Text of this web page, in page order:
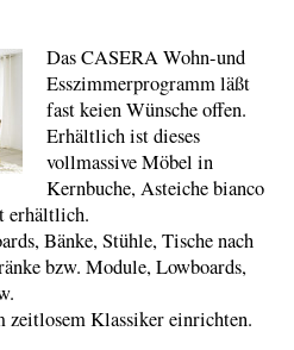
Das CASERA Wohn-und
Esszimmerprogramm läßt
fast keien Wünsche offen.
Erhältlich ist dieses
vollmassive Möbel in
Kernbuche, Asteiche bianco
erhältlich.
Bänke, Stühle, Tische nach
bzw. Module, Lowboards,
zeitlosem Klassiker einrichten.